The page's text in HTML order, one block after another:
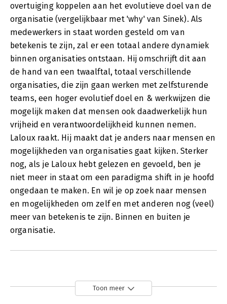
overtuiging koppelen aan het evolutieve doel van de
organisatie (vergelijkbaar met 'why' van Sinek). Als
medewerkers in staat worden gesteld om van
betekenis te zijn, zal er een totaal andere dynamiek
binnen organisaties ontstaan. Hij omschrijft dit aan
de hand van een twaalftal, totaal verschillende
organisaties, die zijn gaan werken met zelfsturende
teams, een hoger evolutief doel en & werkwijzen die
mogelijk maken dat mensen ook daadwerkelijk hun
vrijheid en verantwoordelijkheid kunnen nemen.
Laloux raakt. Hij maakt dat je anders naar mensen en
mogelijkheden van organisaties gaat kijken. Sterker
nog, als je Laloux hebt gelezen en gevoeld, ben je
niet meer in staat om een paradigma shift in je hoofd
ongedaan te maken. En wil je op zoek naar mensen
en mogelijkheden om zelf en met anderen nog (veel)
meer van betekenis te zijn. Binnen en buiten je
organisatie.
Toon meer